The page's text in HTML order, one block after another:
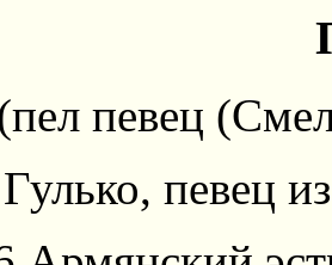
певец
певец